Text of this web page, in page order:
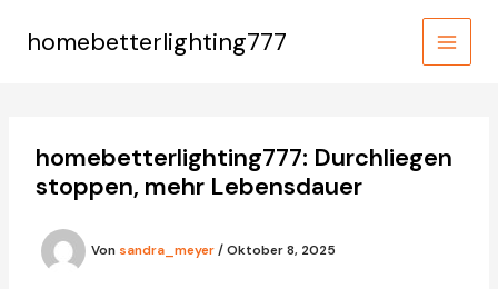
Inhalt
springenhomebetterlighting777
MAIN
homebetterlighting777: Durchliegen
stoppen, mehr Lebensdauer
Von sandra_meyer/Oktober 8, 2025